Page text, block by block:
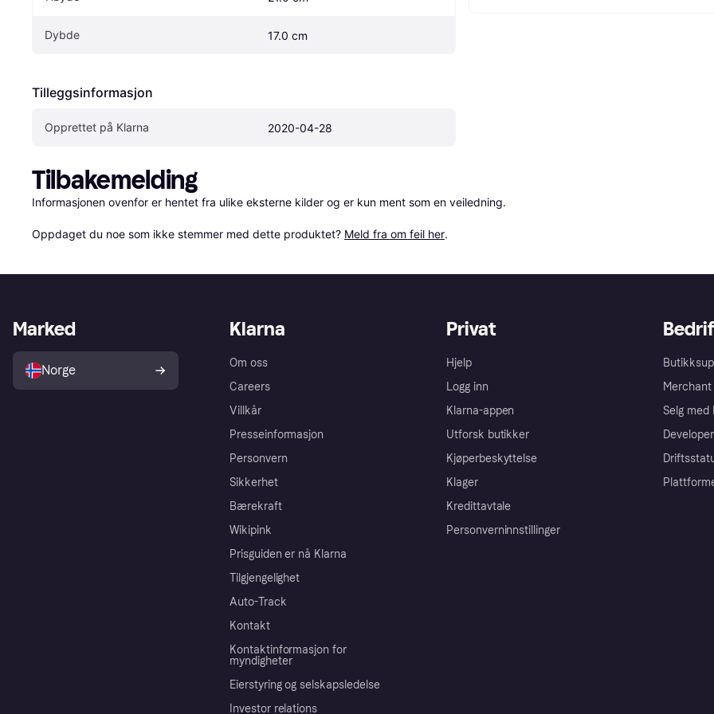
Dybde 17.0 cm
Tilleggsinformasjon
Opprettet på Klarna 2020-04-28
Tilbakemelding
Informasjonen ovenfor er hentet fra ulike eksterne kilder og er kun ment som en veiledning.
Oppdaget du noe som ikke stemmer med dette produktet? Meld fra om feil her.
Klarna
Om oss
Careers
Villkår
Presseinformasjon
Personvern
Sikkerhet
Bærekraft
Wikipink
Prisguiden er nå Klarna
Tilgjengelighet
Auto-Track
Kontakt
Kontaktinformasjon for
myndigheter
Eierstyring og selskapsledelse
Investor relations
Privat
Hjelp
Logg inn
Klarna-appen
Utforsk butikker
Kjøperbeskyttelse
Klager
Kredittavtale
Personverninnstillinger
Merchant
Selg med
Marked
Norge